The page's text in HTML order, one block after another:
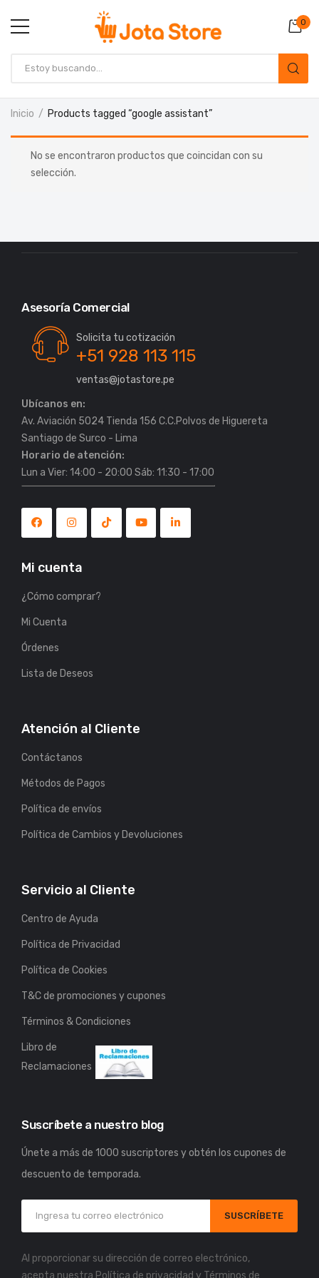
0
Inicio Products tagged “google assistant”
No se encontraron productos que coincidan con su
selección.
Asesoría Comercial
Solicita tu cotización
+51 928 113 115
ventas@jotastore.pe
Ubícanos en:
Av. Aviación 5024 Tienda 156 C.C.Polvos de Higuereta
Horario de atención:
Lun a Vier: 14:00 - 20:00 Sáb: 11:30 - 17:00
Mi cuenta
¿Cómo comprar?
Mi Cuenta
Órdenes
Lista de Deseos
Atención al Cliente
Contáctanos
Métodos de Pagos
Política de envíos
Política de Cambios y Devoluciones
Servicio al Cliente
Centro de Ayuda
Política de Privacidad
Política de Cookies
T&C de promociones y cupones
Términos & Condiciones
Libro de
Reclamaciones
Suscríbete a nuestro blog
Únete a más de 1000 suscriptores y obtén los cupones de
descuento de temporada.
SUSCRÍBETE
Al proporcionar su dirección de correo electrónico,
acepta nuestra Política de privacidad y Términos de